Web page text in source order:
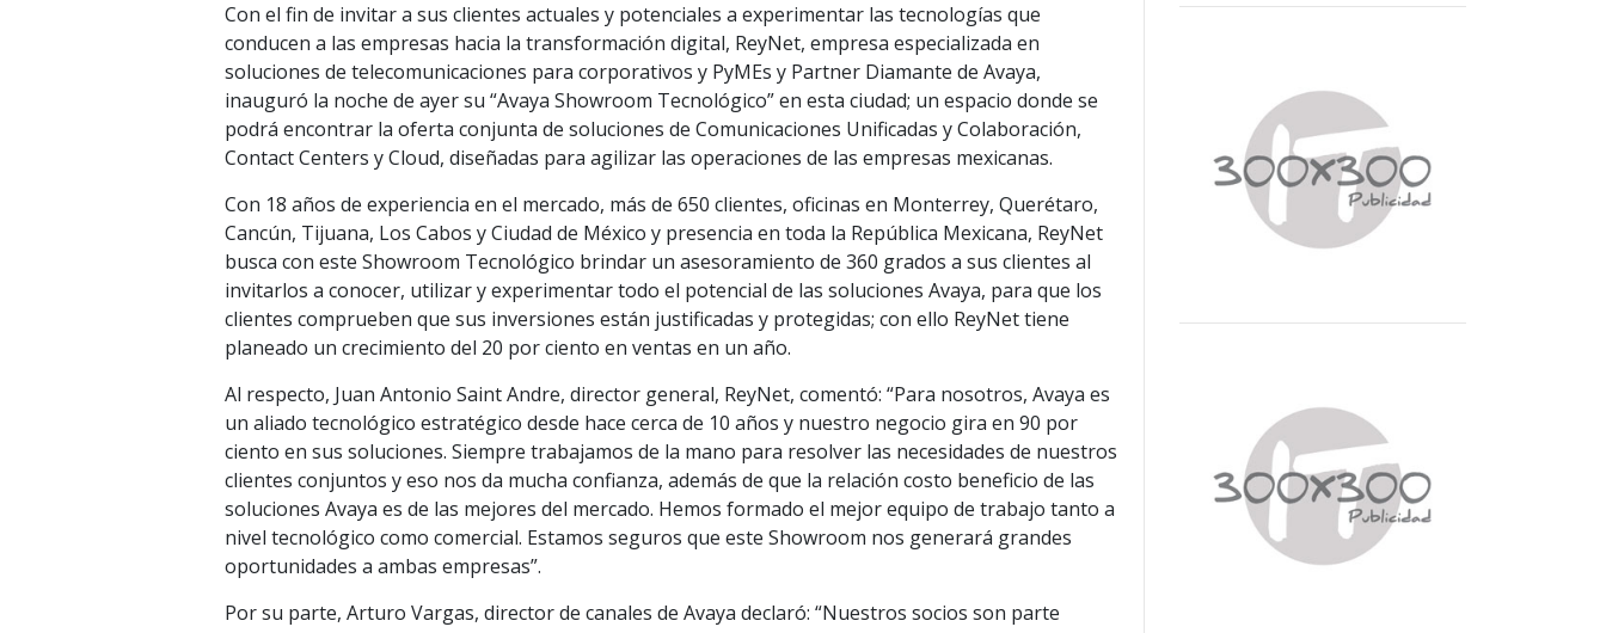
Con el fin de invitar a sus clientes actuales y potenciales a experimentar las tecnologías que
conducen a las empresas hacia la transformación digital, ReyNet, empresa especializada en
soluciones de telecomunicaciones para corporativos y PyMEs y Partner Diamante de Avaya,
inauguró la noche de ayer su “Avaya Showroom Tecnológico” en esta ciudad; un espacio donde se
podrá encontrar la oferta conjunta de soluciones de Comunicaciones Unificadas y Colaboración,
Contact Centers y Cloud, diseñadas para agilizar las operaciones de las empresas mexicanas.
Con 18 años de experiencia en el mercado, más de 650 clientes, oficinas en Monterrey, Querétaro,
Cancún, Tijuana, Los Cabos y Ciudad de México y presencia en toda la República Mexicana, ReyNet
busca con este Showroom Tecnológico brindar un asesoramiento de 360 grados a sus clientes al
invitarlos a conocer, utilizar y experimentar todo el potencial de las soluciones Avaya, para que los
clientes comprueben que sus inversiones están justificadas y protegidas; con ello ReyNet tiene
planeado un crecimiento del 20 por ciento en ventas en un año.
Al respecto, Juan Antonio Saint Andre, director general, ReyNet, comentó: “Para nosotros, Avaya es
un aliado tecnológico estratégico desde hace cerca de 10 años y nuestro negocio gira en 90 por
ciento en sus soluciones. Siempre trabajamos de la mano para resolver las necesidades de nuestros
clientes conjuntos y eso nos da mucha confianza, además de que la relación costo beneficio de las
soluciones Avaya es de las mejores del mercado. Hemos formado el mejor equipo de trabajo tanto a
nivel tecnológico como comercial. Estamos seguros que este Showroom nos generará grandes
oportunidades a ambas empresas”.
Por su parte, Arturo Vargas, director de canales de Avaya declaró: “Nuestros socios son parte